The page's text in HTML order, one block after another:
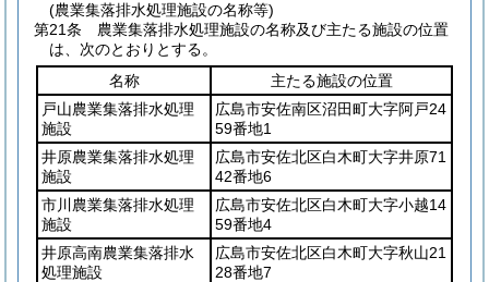
(農業集落排水処理施設の名称等)
第21条
農業集落排水処理施設の名称及び主たる施設の位置
は、次のとおりとする。
名称
主たる施設の位置
戸山農業集落排水処理
施設
広島市安佐南区沼田町大字阿戸24
59番地1
井原農業集落排水処理
施設
広島市安佐北区白木町大字井原71
42番地6
市川農業集落排水処理
施設
広島市安佐北区白木町大字小越14
59番地4
井原高南農業集落排水
処理施設
広島市安佐北区白木町大字秋山21
28番地7